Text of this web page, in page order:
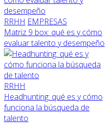
RRHH EMPRESAS
Matriz 9 box: qué es y cómo
evaluar talento y desempeño
RRHH
Headhunting: qué es y cómo
funciona la búsqueda de
talento